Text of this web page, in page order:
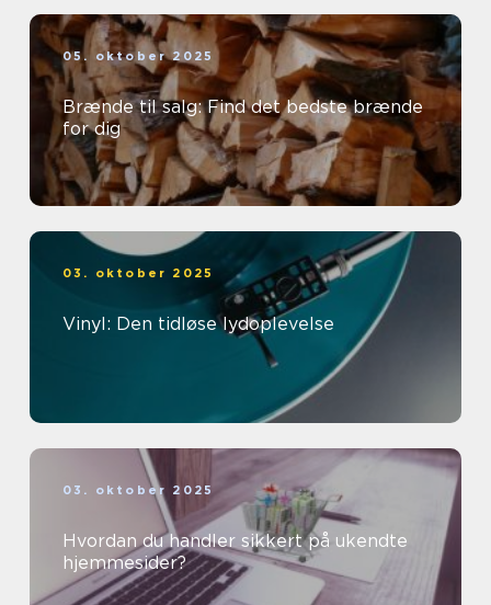
05. oktober 2025
Brænde til salg: Find det bedste brænde
for dig
03. oktober 2025
Vinyl: Den tidløse lydoplevelse
03. oktober 2025
Hvordan du handler sikkert på ukendte
hjemmesider?